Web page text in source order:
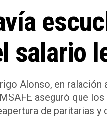
salario
Alonso, en ralación
aseguró que
de paritarias